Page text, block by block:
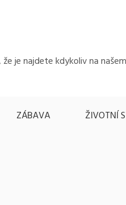
je najdete kdykoliv na
ZÁBAVA ŽIVOTNÍ